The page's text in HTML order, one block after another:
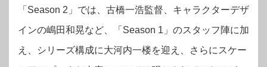
「Season 2」では、古橋一浩監督、キャラクターデザ
インの嶋田和晃など、「Season 1」のスタッフ陣に加
え、シリーズ構成に大河内一楼を迎え、さらにスケー